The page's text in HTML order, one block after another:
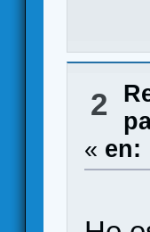
2
« en: